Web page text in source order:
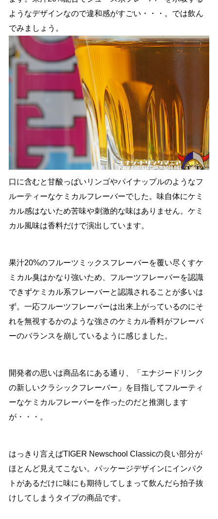
ようなデザインなので違和感がすごい・・・。では飲ん
でみましょう。
口に含むと甘酸っぱいリンゴやパイナップルのようなフ
ルーティーなケミカルフレーバーでした。味自体にケミ
カル感はないため苦味や刺激的な味はありません。ケミ
カル風味は香料だけで演出しています。
果汁20%のフルーツミックスフレーバーを覆い尽くすケ
ミカル臭はかなり強いため、フルーツフレーバーを認識
できずケミカル系フレーバーと認識されることが多いは
ず。一応フルーツフレーバーは出来上がっているのにそ
れを無視するかのような強さのケミカル香料がフレーバ
ーのバランスを崩しているように感じました。
開発者の思いは商品名にある通り、「エナジードリンク
の新しいクラシックフレーバー」を目指してフルーティ
ーなケミカルフレーバーを作ったのだと推測します
が・・・。
はっきり言えばTIGER Newschool Classicの良い部分が
ほとんど見えてこない。パッケージデザインにインパク
トがあるだけに味にも期待してしまって飲んだら拍子抜
けしてしまうタイプの商品です。